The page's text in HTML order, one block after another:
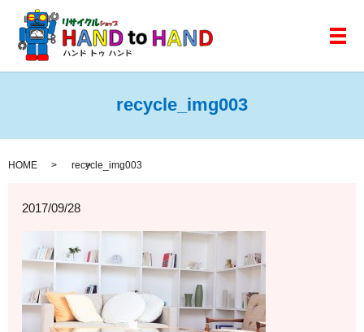
メ
recycle_img003
HOME recycle_img003
2017/09/28